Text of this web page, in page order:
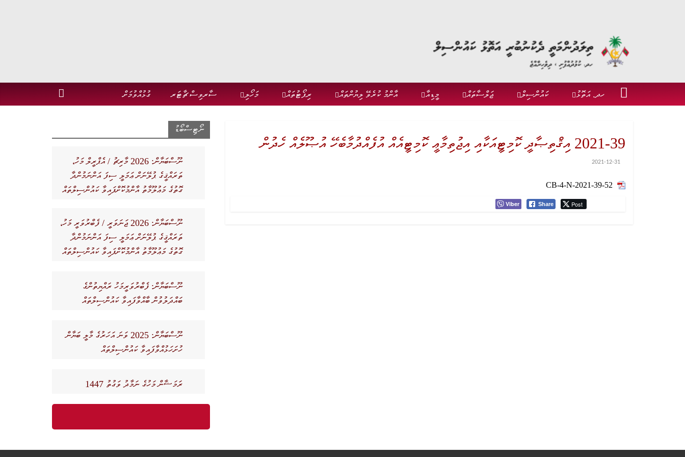
ހދ. އަތޮޅު ކައުންސިލް ޖަލްސާތައް މީޑިއާ އާންމު ކުރެވޭ ލިޔުންތައް ރިޕޯޓުތައް މަހޯލި ސާރވިސް ޗާޓަރ ގުޅުއްވުމަށް
2021-39 އިޤްތިޞާދީ ކޮމިޓީއަކާއި އިޖުތިމާޢީ ކޮމިޓީއެއް އުފެއްދުމާބެހޭ އުޞޫލެއް ހެދުން
2021-12-31
CB-4-N-2021-39-52
Viber Share Post
ނޯޓިސްބޯޑު
ނޫސްބަޔާން: 2026 މާރިޗު / އެޕްރީލް މަހު،
ތަރައްޤީގެ ޕުލޭނަށް ޢަމަލީ ސިފަ އަންނަމުންދާ
ގޮތުގެ މަޢުލޫމާތު އާންމުކޮށްފައިވާ ކައުންސިލްތައް
ނޫސްބަޔާން: 2026 ޖަނަވަރީ / ފެބްރުވަރީ މަހު،
ތަރައްޤީގެ ޕުލޭނަށް ޢަމަލީ ސިފަ އަންނަމުންދާ
ގޮތުގެ މަޢުލޫމާތު އާންމުކޮށްފައިވާ ކައުންސިލްތައް
ނޫސްބަޔާން: ފެބްރުވަރީމަހު ރައްޔިތުންގެ
ބައްދަލުވުން ބާއްވާފައިވާ ކައުންސިލްތައް
ނޫސްބަޔާން: 2025 ވަނަ އަހަރުގެ މާލީ ބަޔާން
ހުށަހަޅުއްވާފައިވާ ކައުންސިލްތައް
ރަމަޟާން މަހުގެ ނަމާދު ވަގުތު 1447